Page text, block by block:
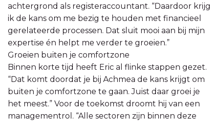
achtergrond als registeraccountant. “Daardoor krijg
ik de kans om me bezig te houden met financieel
gerelateerde processen. Dat sluit mooi aan bij mijn
expertise én helpt me verder te groeien.”
Groeien buiten je comfortzone
Binnen korte tijd heeft Eric al flinke stappen gezet.
“Dat komt doordat je bij Achmea de kans krijgt om
buiten je comfortzone te gaan. Juist daar groei je
het meest.” Voor de toekomst droomt hij van een
managementrol. “Alle sectoren zijn binnen deze